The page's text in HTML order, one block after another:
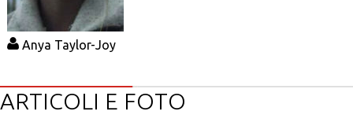
Anya Taylor-Joy
ARTICOLI E FOTO